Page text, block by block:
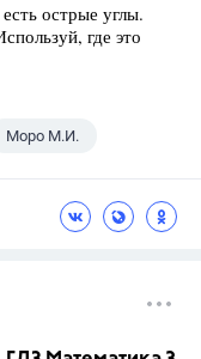
острые углы.
где это
Моро М.И.